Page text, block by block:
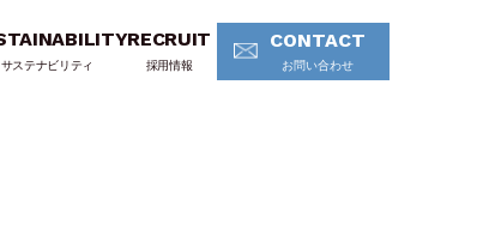
サステナビリティ
RECRUIT
採用情報
CONTACT
お問い合わせ